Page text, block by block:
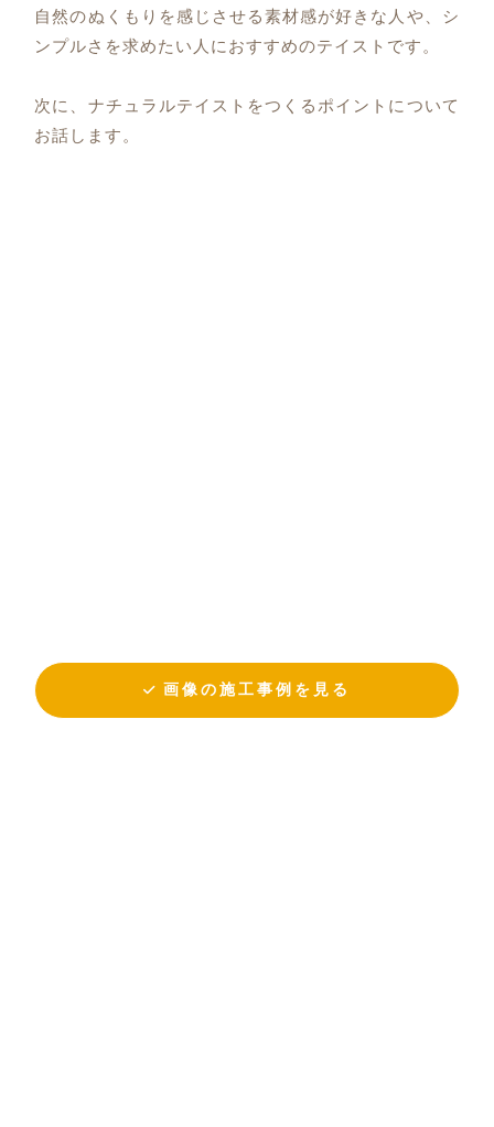
自然のぬくもりを感じさせる素材感が好きな人や、シ
ンプルさを求めたい人におすすめのテイストです。
次に、ナチュラルテイストをつくるポイントについて
お話します。
画像の施工事例を見る